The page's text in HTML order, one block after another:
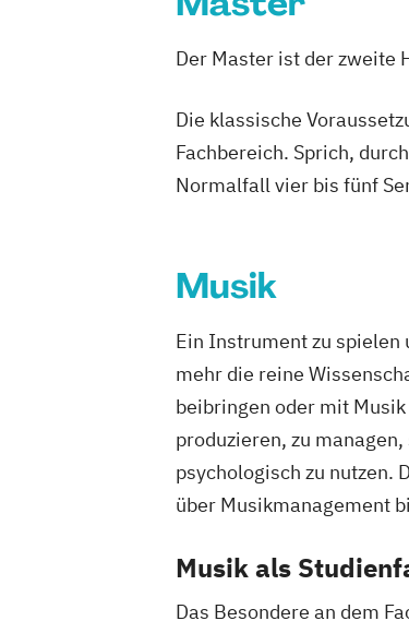
User Experience (UX) and
Virtual Reality & Game
Reality / Game Programming
Wirtschaftsrecht World
Der Master ist der zweite
Die klassische
Fachbereich. Sprich,
Normalfall vier bis fünf
Musik
Ein Instrument zu spielen
mehr die reine
beibringen oder mit
produzieren, zu
psychologisch zu nutzen.
über Musikmanagement
Musik als
Das Besondere an dem